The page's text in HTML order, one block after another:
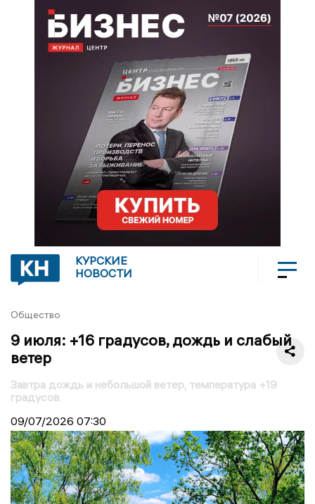
КУРСКИЕ
НОВОСТИ
Общество
9 июля: +16 градусов, дождь и слабый
ветер
Завтра дождь и небольшой ветер, температура +19
градусов.
09/07/2026 07:30